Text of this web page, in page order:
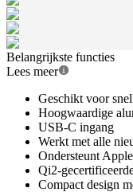
Belangrijkste functies
Lees meer
Geschikt voor
Hoogwaardige
USB-C ingang
Werkt met alle
Ondersteunt
Qi2-
Compact design